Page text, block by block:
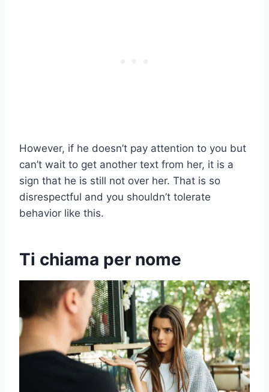
However, if he doesn’t pay attention to you but
can’t wait to get another text from her, it is a
sign that he is still not over her. That is so
disrespectful and you shouldn’t tolerate
behavior like this.
Ti chiama per nome